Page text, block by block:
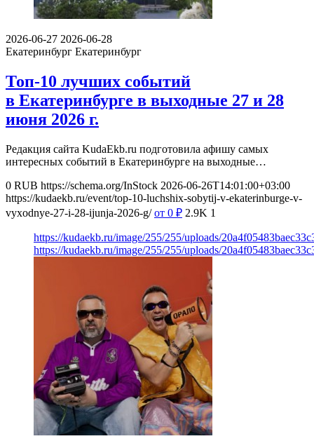
2026-06-27 2026-06-28
Екатеринбург Екатеринбург
Топ-10 лучших событий
в Екатеринбурге в выходные 27 и 28
июня 2026 г.
Редакция сайта KudaEkb.ru подготовила афишу самых
интересных событий в Екатеринбурге на выходные…
0 RUB https://schema.org/InStock 2026-06-26T14:01:00+03:00
https://kudaekb.ru/event/top-10-luchshix-sobytij-v-ekaterinburge-v-
vyxodnye-27-i-28-ijunja-2026-g/ от 0 ₽ 2.9K 1
https://kudaekb.ru/image/255/255/uploads/
https://kudaekb.ru/image/255/255/uploads/